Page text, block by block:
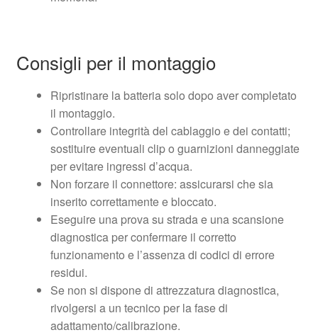
Consigli per il montaggio
Ripristinare la batteria solo dopo aver completato
il montaggio.
Controllare integrità del cablaggio e dei contatti;
sostituire eventuali clip o guarnizioni danneggiate
per evitare ingressi d’acqua.
Non forzare il connettore: assicurarsi che sia
inserito correttamente e bloccato.
Eseguire una prova su strada e una scansione
diagnostica per confermare il corretto
funzionamento e l’assenza di codici di errore
residui.
Se non si dispone di attrezzatura diagnostica,
rivolgersi a un tecnico per la fase di
adattamento/calibrazione.